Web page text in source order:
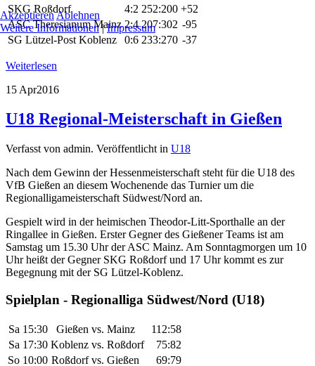
SKG Roßdorf
4:2 252:200 +52
ASC Theresianum Mainz 2:4 207:302 -95
SG Lützel-Post Koblenz
0:6 233:270 -37
Weiterlesen
15 Apr2016
U18 Regional-Meisterschaft in Gießen
Verfasst von admin. Veröffentlicht in U18
Nach dem Gewinn der Hessenmeisterschaft steht für die U18 des
VfB Gießen an diesem Wochenende das Turnier um die
Regionalligameisterschaft Südwest/Nord an.
Gespielt wird in der heimischen Theodor-Litt-Sporthalle an der
Ringallee in Gießen. Erster Gegner des Gießener Teams ist am
Samstag um 15.30 Uhr der ASC Mainz. Am Sonntagmorgen um 10
Uhr heißt der Gegner SKG Roßdorf und 17 Uhr kommt es zur
Begegnung mit der SG Lützel-Koblenz.
Spielplan - Regionalliga Südwest/Nord (U18)
Sa 15:30 Gießen vs. Mainz
112:58
Sa 17:30 Koblenz vs. Roßdorf
75:82
So 10:00 Roßdorf vs. Gießen
69:79
AkzeptierenAblehnen
Weitere Informationen|Impressum